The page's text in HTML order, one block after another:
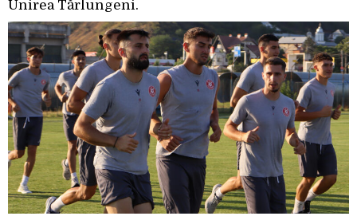
Unirea Tărlungeni.